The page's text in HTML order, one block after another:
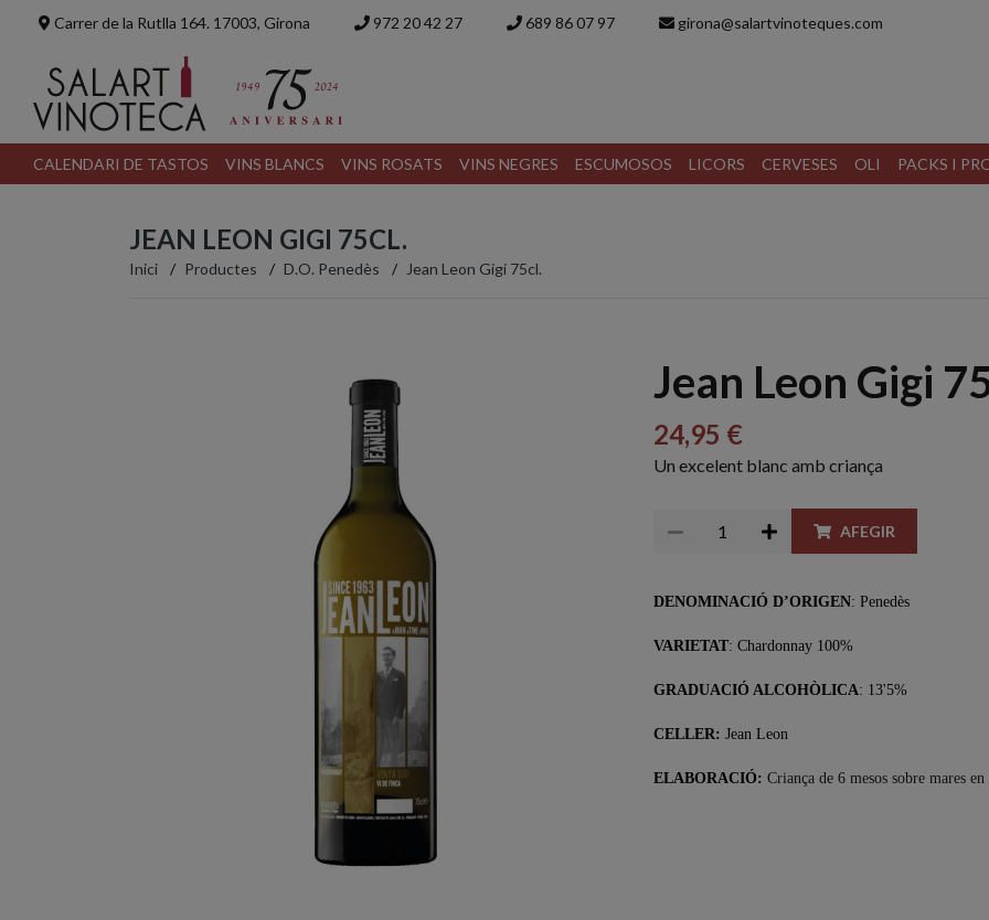
Carrer de la Rutlla 164. 17003, Girona 972 20 42 27 689 86 07 97 girona@salartvinoteques.com
CALENDARI DE TASTOS VINS BLANCS VINS ROSATS VINS NEGRES ESCUMOSOS LICORS CERVESES OLI PACKS I
JEAN LEON GIGI 75CL.
Inici Productes D.O. Penedès Jean Leon Gigi 75cl.
Jean Leon Gigi
24,95 €
Un excelent blanc amb criança
AFEGIR
DENOMINACIÓ D’ORIGEN: Penedès
VARIETAT: Chardonnay 100%
GRADUACIÓ ALCOHÒLICA: 13'5%
CELLER: Jean Leon
ELABORACIÓ: Criança de 6 mesos sobre mares